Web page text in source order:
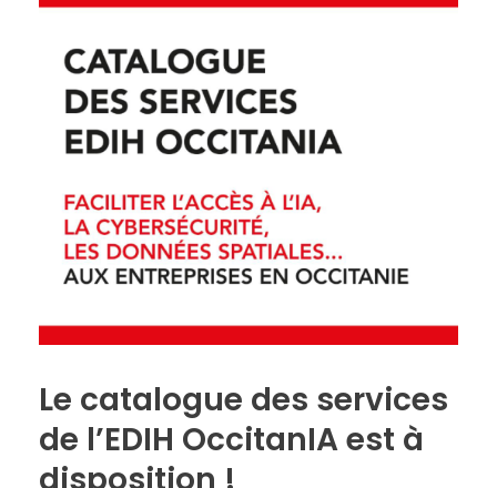
Le catalogue des services
de l’EDIH OccitanIA est à